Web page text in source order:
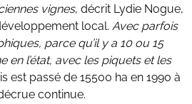
vignes, décrit Lydie Nogue,
local. Avec parfois
parce qu’il y a 10 ou 15
en l’état, avec les piquets et les
est passé de 15500 ha en 1990 à
continue.